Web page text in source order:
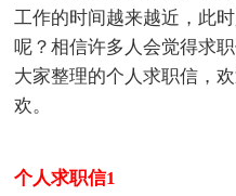
工作的时间越来越近，此
呢？相信许多人会觉得求
大家整理的个人求职信，
欢。
个人求职信1